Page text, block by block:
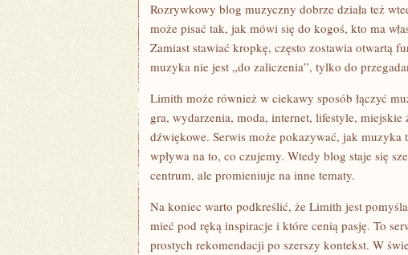
Rozrywkowy blog muzyczny dobrze działa też
może pisać tak, jak mówi się do kogoś, kto ma
Zamiast stawiać kropkę, często zostawia otwartą
muzyka nie jest „do zaliczenia”, tylko do
Limith może również w ciekawy sposób łączyć
gra, wydarzenia, moda, internet, lifestyle,
dźwiękowe. Serwis może pokazywać, jak
wpływa na to, co czujemy. Wtedy blog staje się
centrum, ale promieniuje na inne tematy.
Na koniec warto podkreślić, że Limith jest
mieć pod ręką inspiracje i które cenią pasję. To
prostych rekomendacji po szerszy kontekst. W